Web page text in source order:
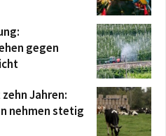
gegen
Jahren:
nehmen stetig